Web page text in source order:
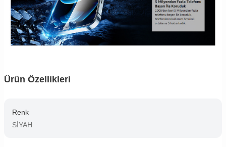
Ürün Özellikleri
Renk
SİYAH